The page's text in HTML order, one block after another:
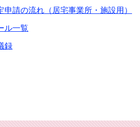
請の流れ（居宅事業所・施設用）
ル一覧
録